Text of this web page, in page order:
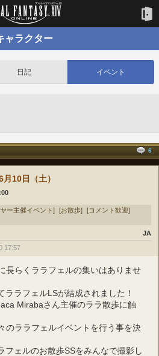
ャラクター
日記 イベント
6
10日（土）
ー主催イベント] [お散歩]
[コメント歓迎]
JA
17:57
長らくララフェルの集いはありませ
ララフェルLSが結成されました！
Mirabaさん主催のララ散歩に触
のララフェルイベントを行う事を決
フェルのお散歩SSをみんなで撮影し